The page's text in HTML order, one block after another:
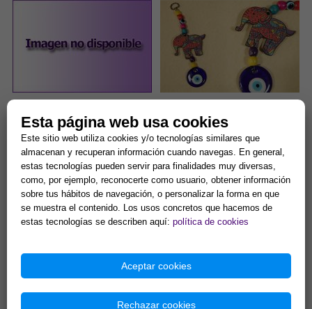
OJOS TURCOS COLOR LILA
CON PESTAÑAS BRILLANTES
5,00 €
Comprar
DISEÑO ELEFANTE DE
COLORES Y OJO TURCO
6.5x19CM
...
3,00 €
Comprar
Esta página web usa cookies
Este sitio web utiliza cookies y/o tecnologías similares que
almacenan y recuperan información cuando navegas. En general,
estas tecnologías pueden servir para finalidades muy diversas,
como, por ejemplo, reconocerte como usuario, obtener información
sobre tus hábitos de navegación, o personalizar la forma en que
se muestra el contenido. Los usos concretos que hacemos de
estas tecnologías se describen aquí: política de cookies
Aceptar cookies
Rechazar cookies